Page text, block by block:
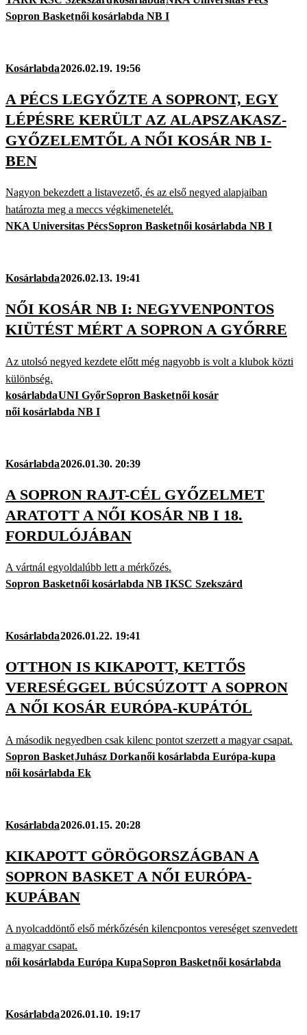
Sopron Basketnői kosárlabda NB I
Kosárlabda2026.02.19. 19:56
A PÉCS LEGYŐZTE A SOPRONT, EGY
LÉPÉSRE KERÜLT AZ ALAPSZAKASZ-
GYŐZELEMTŐL A NŐI KOSÁR NB I-
BEN
Nagyon bekezdett a listavezető, és az első negyed alapjaiban
határozta meg a meccs végkimenetelét.
NKA Universitas PécsSopron Basketnői kosárlabda NB I
Kosárlabda2026.02.13. 19:41
NŐI KOSÁR NB I: NEGYVENPONTOS
KIÜTÉST MÉRT A SOPRON A GYŐRRE
Az utolsó negyed kezdete előtt még nagyobb is volt a klubok közti
különbség.
kosárlabdaUNI GyőrSopron Basketnői kosár
női kosárlabda NB I
Kosárlabda2026.01.30. 20:39
A SOPRON RAJT-CÉL GYŐZELMET
ARATOTT A NŐI KOSÁR NB I 18.
FORDULÓJÁBAN
A vártnál egyoldalúbb lett a mérkőzés.
Sopron Basketnői kosárlabda NB IKSC Szekszárd
Kosárlabda2026.01.22. 19:41
OTTHON IS KIKAPOTT, KETTŐS
VERESÉGGEL BÚCSÚZOTT A SOPRON
A NŐI KOSÁR EURÓPA-KUPÁTÓL
A második negyedben csak kilenc pontot szerzett a magyar csapat.
Sopron BasketJuhász Dorkanői kosárlabda Európa-kupa
női kosárlabda Ek
Kosárlabda2026.01.15. 20:28
KIKAPOTT GÖRÖGORSZÁGBAN A
SOPRON BASKET A NŐI EURÓPA-
KUPÁBAN
A nyolcaddöntő első mérkőzésén kilencpontos vereséget szenvedett
a magyar csapat.
női kosárlabda Európa KupaSopron Basketnői kosárlabda
Kosárlabda2026.01.10. 19:17